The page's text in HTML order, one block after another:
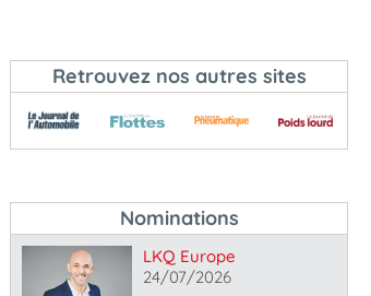
Retrouvez nos autres sites
Nominations
LKQ Europe
24/07/2026